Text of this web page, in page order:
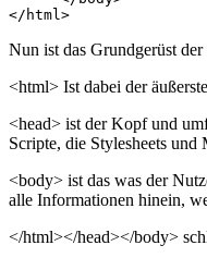
</html>
Nun ist das Grundgerüst
<html> Ist dabei der
<head> ist der Kopf und
Scripte, die Stylesheets und
<body> ist das was der
alle Informationen hinein,
</html></head></body>